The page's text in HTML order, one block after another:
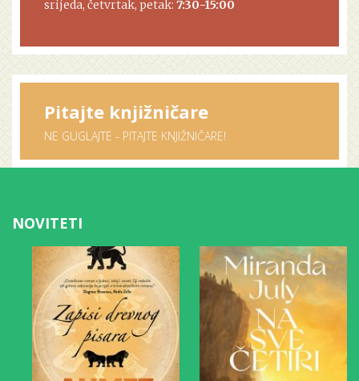
srijeda, četvrtak, petak: 7:30-15:00
Pitajte knjižničare
NE GUGLAJTE - PITAJTE KNJIŽNIČARE!
NOVITETI